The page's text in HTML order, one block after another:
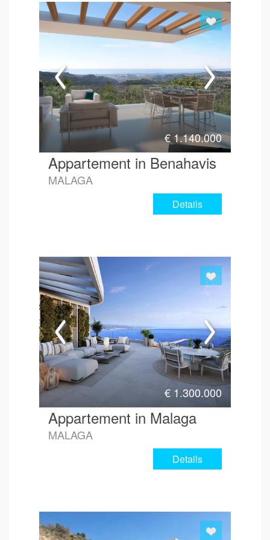
€ 1.140.000
Appartement in Benahavis
MALAGA
Details
€ 1.300.000
Appartement in Malaga
MALAGA
Details